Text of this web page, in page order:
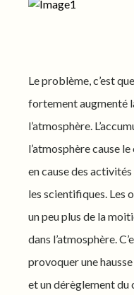
Le problème, c’est
fortement augmenté
l’atmosphère.
l’atmosphère cause
en cause des
les scientifiques. Les
un peu plus de la
dans l’atmosphère.
provoquer une
et un dérèglement du